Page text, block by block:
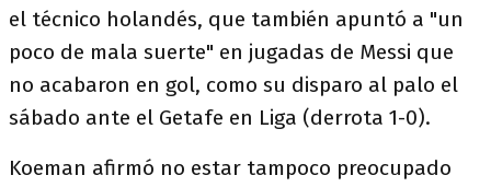
el técnico holandés, que también apuntó a "un
poco de mala suerte" en jugadas de Messi que
no acabaron en gol, como su disparo al palo el
sábado ante el Getafe en Liga (derrota 1-0).
Koeman afirmó no estar tampoco preocupado